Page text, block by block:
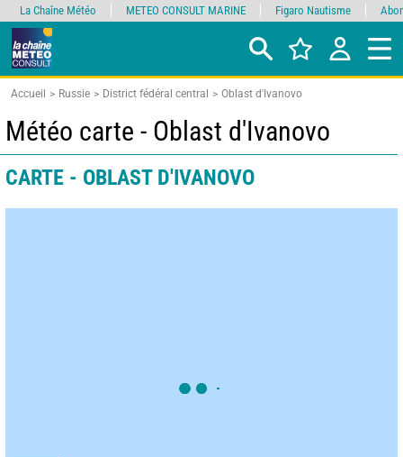
Accueil Russie District fédéral central Oblast d'Ivanovo
Météo carte - Oblast d'Ivanovo
CARTE - OBLAST D'IVANOVO
La Chaîne Météo METEO CONSULT MARINE Figaro Nautisme